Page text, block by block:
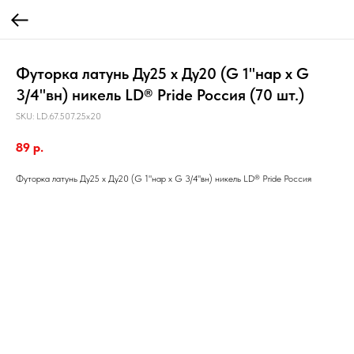
Футорка латунь Ду25 х Ду20 (G 1"нар х G
3/4"вн) никель LD® Pride Россия (70 шт.)
SKU: LD.67.507.25х20
89 р.
Футорка латунь Ду25 х Ду20 (G 1"нар х G 3/4"вн) никель LD® Pride Россия